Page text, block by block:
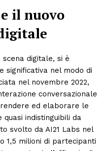
il nuovo
scena digitale, si è
significativa nel modo di
nel novembre 2022,
conversazionale
ed elaborare le
indistinguibili da
svolto da AI21 Labs nel
1,5 milioni di partecipanti